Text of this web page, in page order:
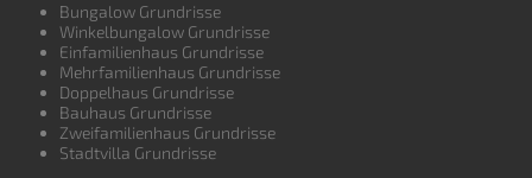
Bungalow Grundrisse
Winkelbungalow Grundrisse
Einfamilienhaus Grundrisse
Mehrfamilienhaus Grundrisse
Doppelhaus Grundrisse
Bauhaus Grundrisse
Zweifamilienhaus Grundrisse
Stadtvilla Grundrisse